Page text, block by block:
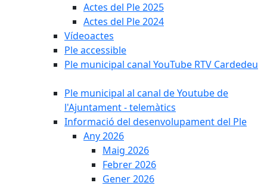
Actes del Ple 2025
Actes del Ple 2024
Vídeoactes
Ple accessible
Ple municipal canal YouTube RTV Cardedeu
Ple municipal al canal de Youtube de
l'Ajuntament - telemàtics
Informació del desenvolupament del Ple
Any 2026
Maig 2026
Febrer 2026
Gener 2026